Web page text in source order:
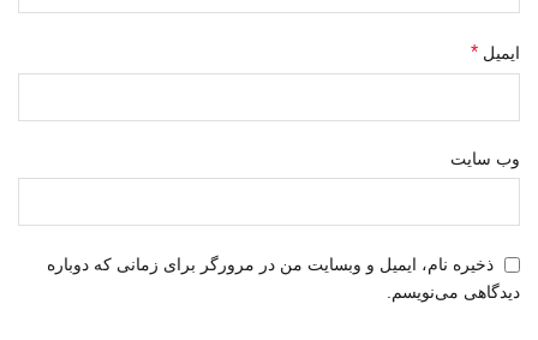
ایمیل *
وب‌ سایت
ذخیره نام، ایمیل و وبسایت من در مرورگر برای زمانی که دوباره
دیدگاهی می‌نویسم.